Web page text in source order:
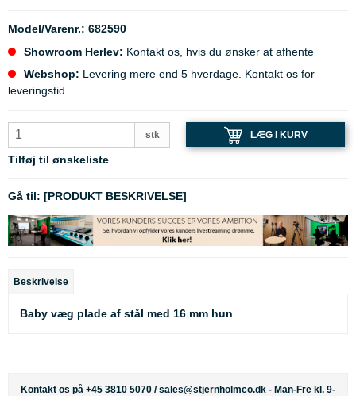
Model/Varenr.: 682590
Showroom Herlev: Kontakt os, hvis du ønsker at afhente
Webshop: Levering mere end 5 hverdage. Kontakt os for
leveringstid
stk LÆG I KURV
Tilføj til ønskeliste
Gå til: [PRODUKT BESKRIVELSE]
Beskrivelse
Baby væg plade af stål med 16 mm hun
Kontakt os på +45 3810 5070 /sales@stjernholmco.dk - Man-Fre kl. 9-